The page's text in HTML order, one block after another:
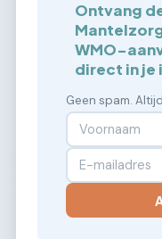
Ontvang
WMO-
direct in je
Geen spam.